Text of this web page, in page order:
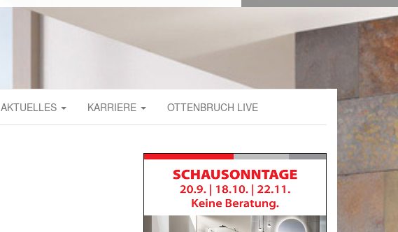
AKTUELLES KARRIERE OTTENBRUCH LIVE